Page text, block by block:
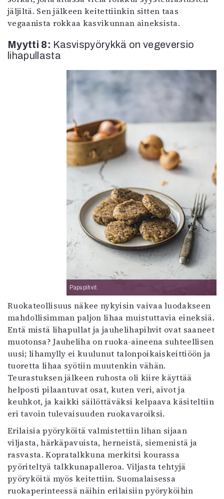
jäljiltä. Sen jälkeen keitettiinkin sitten taas
vegaanista rokkaa kasvikunnan aineksista.
Myytti 8: Kasvispyörykkä on vegeversio
lihapullasta
Papupihvit.
Ruokateollisuus näkee nykyisin vaivaa luodakseen
mahdollisimman paljon lihaa muistuttavia eineksiä.
Entä mistä lihapullat ja jauhelihapihvit ovat saaneet
muotonsa? Jauheliha on ruoka-aineena suhteellisen
uusi; lihamylly ei kuulunut talonpoikaiskeittiöön ja
tuoretta lihaa syötiin muutenkin vähän.
Teurastuksen jälkeen ruhosta oli kiire käyttää
helposti pilaantuvat osat, kuten veri, aivot ja
keuhkot, ja kaikki säilöttäväksi kelpaava käsiteltiin
eri tavoin tulevaisuuden ruokavaroiksi.
Erilaisia pyöryköitä valmistettiin lihan sijaan
viljasta, härkäpavuista, herneistä, siemenistä ja
rasvasta. Kopratalkkuna merkitsi kourassa
pyöriteltyä talkkunapalleroa. Viljasta tehtyjä
pyöryköitä myös keitettiin. Suomalaisessa
ruokaperinteessä näihin erilaisiin pyöryköihin